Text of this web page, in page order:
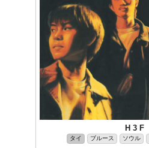
H 3 F
タイ ブルース ソウル